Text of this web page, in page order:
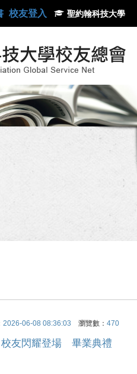
校友登入 聖約翰科技大學
2026-06-08 08:36:03 瀏覽數： 470
校友閃耀登場 畢業典禮